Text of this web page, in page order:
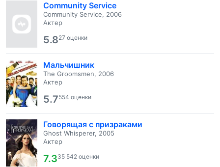
Community Service
Community Service, 2006
Актер
5.827 оценки
Мальчишник
The Groomsmen, 2006
Актер
5.7554 оценки
Говорящая с призраками
Ghost Whisperer, 2005
Актер
7.335 542 оценки